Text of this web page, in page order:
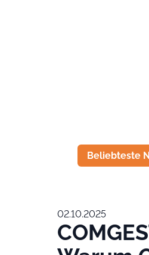
Beliebteste
02.10.2025